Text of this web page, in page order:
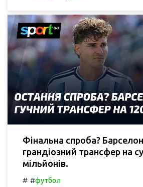
Фінальна спроба?
грандіозний трансфер на
мільйонів.
# #футбол